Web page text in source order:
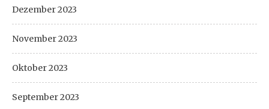
Dezember 2023
November 2023
Oktober 2023
September 2023